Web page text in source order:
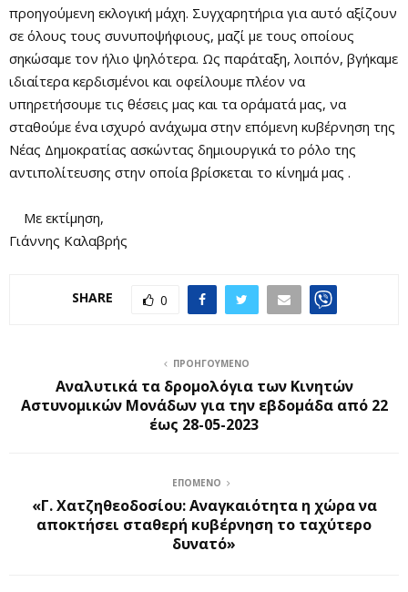
προηγούμενη εκλογική μάχη. Συγχαρητήρια για αυτό αξίζουν
σε όλους τους συνυποψήφιους, μαζί με τους οποίους
σηκώσαμε τον ήλιο ψηλότερα. Ως παράταξη, λοιπόν, βγήκαμε
ιδιαίτερα κερδισμένοι και οφείλουμε πλέον να
υπηρετήσουμε τις θέσεις μας και τα οράματά μας, να
σταθούμε ένα ισχυρό ανάχωμα στην επόμενη κυβέρνηση της
Νέας Δημοκρατίας ασκώντας δημιουργικά το ρόλο της
αντιπολίτευσης στην οποία βρίσκεται το κίνημά μας .
Με εκτίμηση,
Γιάννης Καλαβρής
SHARE 0
ΠΡΟΗΓΟΎΜΕΝΟ
Αναλυτικά τα δρομολόγια των Κινητών
Αστυνομικών Μονάδων για την εβδομάδα από 22
έως 28-05-2023
ΕΠΌΜΕΝΟ
«Γ. Χατζηθεοδοσίου: Αναγκαιότητα η χώρα να
αποκτήσει σταθερή κυβέρνηση το ταχύτερο
δυνατό»